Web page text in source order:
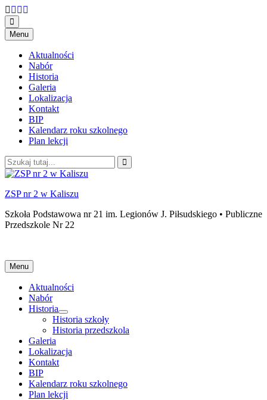
Menu Przejdź
do
treści
Aktualności
Nabór
Historia
Galeria
Lokalizacja
Kontakt
BIP
Kalendarz roku szkolnego
Plan lekcji
Szukaj:
ZSP nr 2 w Kaliszu
Szkoła Podstawowa nr 21 im. Legionów J. Piłsudskiego • Publiczne
Przedszkole Nr 22
Menu Przejdź
do
treści
Aktualności
Nabór
Historia
rozwiń
menu
potomne
Historia szkoły
Historia przedszkola
Galeria
Lokalizacja
Kontakt
BIP
Kalendarz roku szkolnego
Plan lekcji